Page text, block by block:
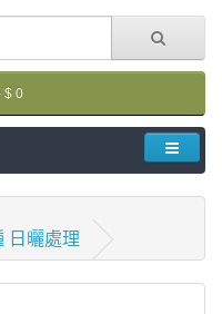
$ 0
日曬處理